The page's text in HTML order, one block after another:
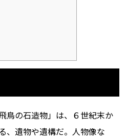
鳥の石造物」は、６世紀末か
、遺物や遺構だ。人物像な